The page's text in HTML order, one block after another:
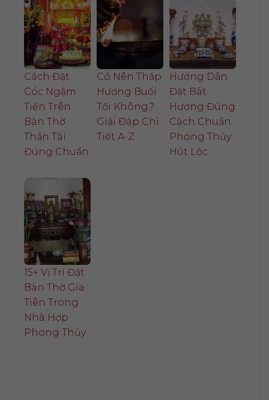
Cách Đặt
Cóc Ngậm
Tiền Trên
Bàn Thờ
Thần Tài
Đúng Chuẩn
Có Nên Thắp
Hương Buổi
Tối Không?
Giải Đáp Chi
Tiết A-Z
Hướng Dẫn
Đặt Bát
Hương Đúng
Cách Chuẩn
Phong Thủy
Hút Lộc
15+ Vị Trí Đặt
Bàn Thờ Gia
Tiên Trong
Nhà Hợp
Phong Thủy